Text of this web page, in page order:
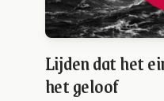
Lijden dat het
het geloof